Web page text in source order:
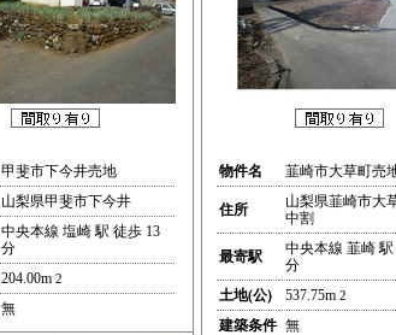
甲斐市下今井売地
山梨県甲斐市下今井
中央本線 塩崎 駅 徒歩 13
分
204.00m 2
無
物件名 韮崎市大草町売
住所
山梨県韮崎市大
中割
最寄駅
中央本線 韮崎 駅
分
土地(公)
537.75m 2
建築条件 無